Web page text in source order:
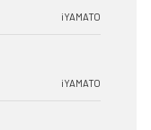
iYAMATO
iYAMATO